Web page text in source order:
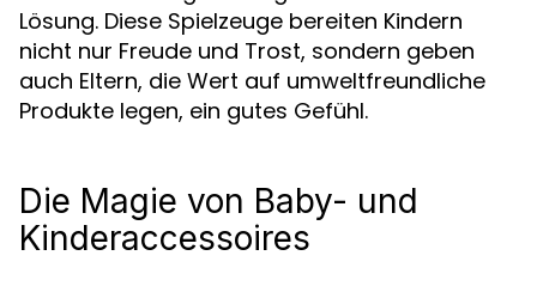
Lösung. Diese Spielzeuge bereiten Kindern
nicht nur Freude und Trost, sondern geben
auch Eltern, die Wert auf umweltfreundliche
Produkte legen, ein gutes Gefühl.
Die Magie von Baby- und
Kinderaccessoires